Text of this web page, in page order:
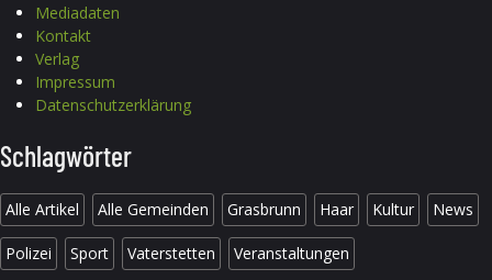
Mediadaten
Kontakt
Verlag
Impressum
Datenschutzerklärung
Schlagwörter
Alle Artikel Alle Gemeinden Grasbrunn Haar Kultur News
Polizei Sport Vaterstetten Veranstaltungen